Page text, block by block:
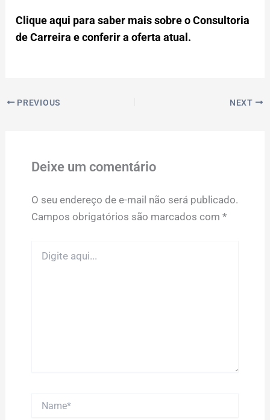
Clique aqui para saber mais sobre o Consultoria
de Carreira e conferir a oferta atual.
PREVIOUS NEXT
Deixe um comentário
O seu endereço de e-mail não será publicado.
Campos obrigatórios são marcados com *
aqui...